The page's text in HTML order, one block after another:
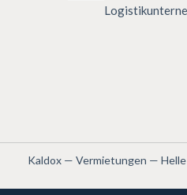
Kaldox— Vermietungen —